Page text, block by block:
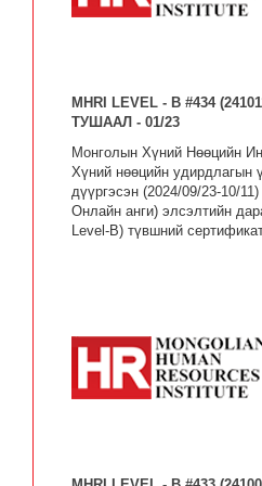
MHRI LEVEL - B #434
ТУШААЛ - 01/23
Монголын Хүний Нөөцийн
Хүний нөөцийн удирдлагын
дүүргэсэн (2024/09/23-10/11)
Онлайн анги) элсэлтийн
Level-B) түвшний